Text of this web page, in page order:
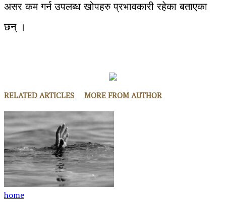
असर कम गर्न उपलब्ध खोपहरु प्रभावकारी रहेका बताएका
छन् ।
RELATED ARTICLES MORE FROM AUTHOR
home